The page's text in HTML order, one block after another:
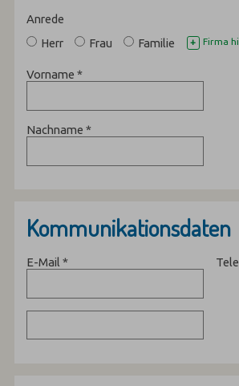
Anrede
Herr
Frau Familie + Firma
Vorname*
Nachname*
Kommunikationsdaten
E-Mail*